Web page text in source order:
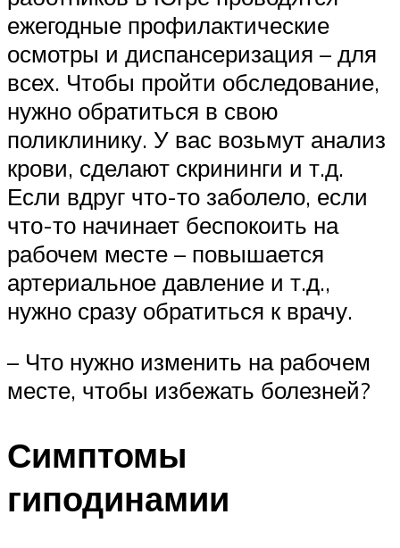
ежегодные профилактические
осмотры и диспансеризация – для
всех. Чтобы пройти обследование,
нужно обратиться в свою
поликлинику. У вас возьмут анализ
крови, сделают скрининги и т.д.
Если вдруг что-то заболело, если
что-то начинает беспокоить на
рабочем месте – повышается
артериальное давление и т.д.,
нужно сразу обратиться к врачу.
– Что нужно изменить на рабочем
месте, чтобы избежать болезней?
Симптомы
гиподинамии